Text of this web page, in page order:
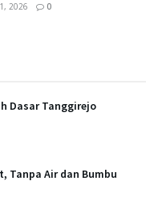
2026 0
Dasar Tanggirejo
Tanpa Air dan Bumbu